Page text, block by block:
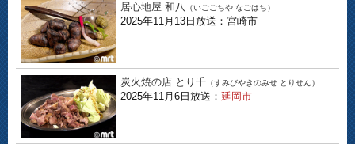
居心地屋 和八 （いごごちや なごはち）
2025年11月13日放送：宮崎市
炭火焼の店 とり千 （すみびやきのみせ とりせん）
2025年11月6日放送： 延岡市